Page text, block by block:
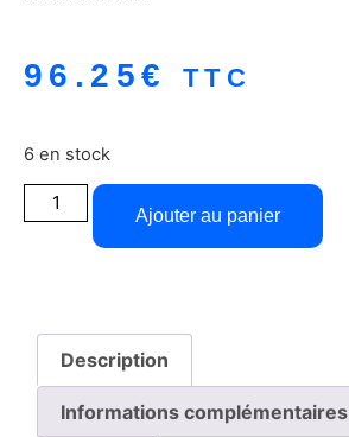
96.25€ TTC
6 en stock
Ajouter au panier
Description
Informations complémentaires